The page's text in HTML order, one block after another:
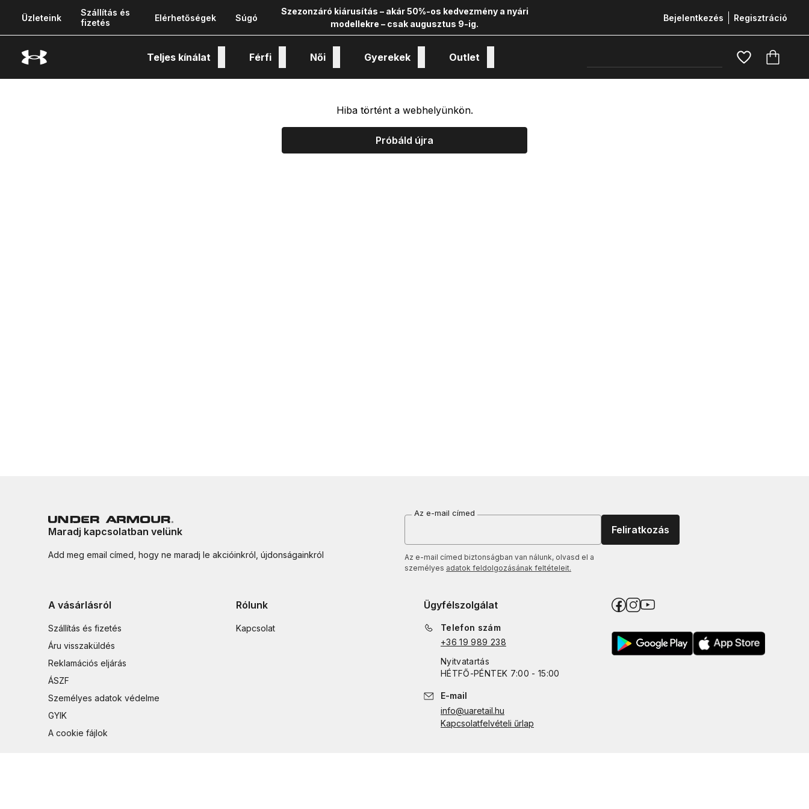
Üzleteink
Szállítás és
fizetés
Elérhetőségek Súgó
Szezonzáró kiárusítás – akár 50%-os kedvezmény a nyári
modellekre – csak augusztus 9-ig.
Bejelentkezés Regisztráció
Teljes kínálat Férfi Női Gyerekek Outlet
Hiba történt a webhelyünkön.
Próbáld újra
Maradj kapcsolatban velünk
Add meg email címed, hogy ne maradj le akcióinkról, újdonságainkról
Az e-mail címed
Feliratkozás
Az e-mail címed biztonságban van nálunk, olvasd el a
személyes adatok feldolgozásának feltételeit.
A vásárlásról
Szállítás és fizetés
Áru visszaküldés
Reklamációs eljárás
ÁSZF
Személyes adatok védelme
GYIK
A cookie fájlok
Rólunk
Kapcsolat
Ügyfélszolgálat
Telefon szám
+36 19 989 238
Nyitvatartás
HÉTFŐ-PÉNTEK 7:00 - 15:00
E-mail
info@uaretail.hu
Kapcsolatfelvételi űrlap